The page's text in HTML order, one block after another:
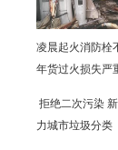
凌晨起火消防栓
年货过火损失严
拒绝二次污染
力城市垃圾分类